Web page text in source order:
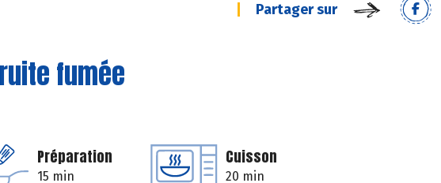
Partager sur
fumée
Préparation
15 min
Cuisson
20 min